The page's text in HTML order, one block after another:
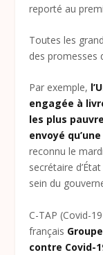
reporté au
Toutes les
des promesses
Par exemple,
engagée à
les plus
envoyé
reconnu le
secrétaire
sein du
C-TAP (Covid-
français
contre Covid-